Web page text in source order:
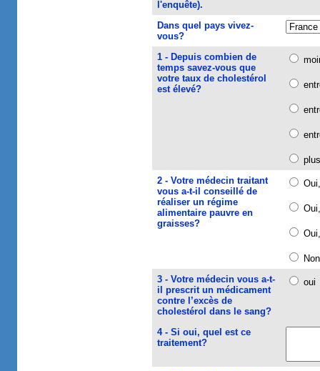
l'enquête).
Dans quel pays vivez-
vous?
1 - Depuis combien de
temps savez-vous que
votre taux de cholestérol
est élevé?
2 - Votre médecin traitant
vous a-t-il conseillé de
réaliser un régime
alimentaire pauvre en
graisses?
Non
3 - Votre médecin vous a-t-
il prescrit un médicament
contre l’excès de
cholestérol dans le sang?
4 - Si oui, quel est ce
traitement?